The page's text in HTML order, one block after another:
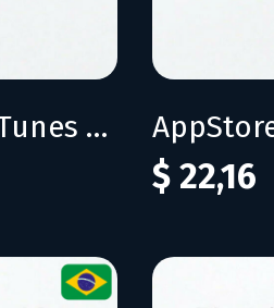
AppStore & iTunes 50 BRL
$ 22,16